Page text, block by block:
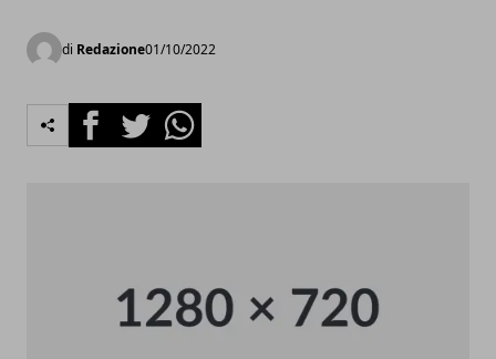
di Redazione01/10/2022
FacebookTwitterWhatsapp